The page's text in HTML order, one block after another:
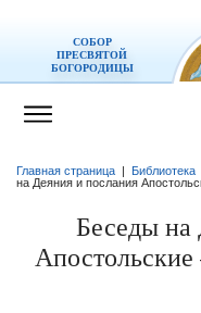
СОБОР
ПРЕСВЯТОЙ
БОГОРОДИЦЫ
Главная страница Библиотека
на Деяния и послания
Беседы на